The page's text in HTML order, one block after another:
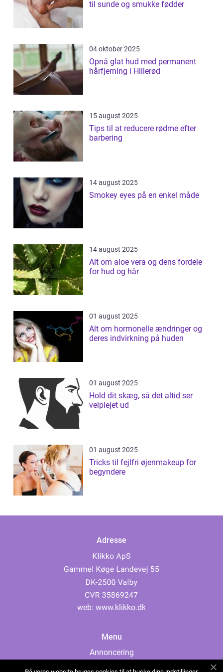
til sunde og smukke fødder
04 oktober 2025
Opnå glat hud med permanent
hårfjerning i Hillerød
15 august 2025
Tips til at reducere rødme efter
barbering
14 august 2025
Smokey eyes på en enkel måde
14 august 2025
Alt om aloe vera og dens fordele
for hud og hår
01 august 2025
Alt om hormonelle ændringer og
deres indvirkning på huden
01 august 2025
Hold dit skæg, så det altid ser
velplejet ud
01 august 2025
Tricks til fejlfri øjenmakeup for
begyndere
Adresse
web: www.klikko.dk
Menu
Annoncering